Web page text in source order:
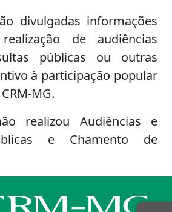
divulgadas informações
de audiências
públicas ou outras
à participação popular
MG.
realizou Audiências e
e Chamento de